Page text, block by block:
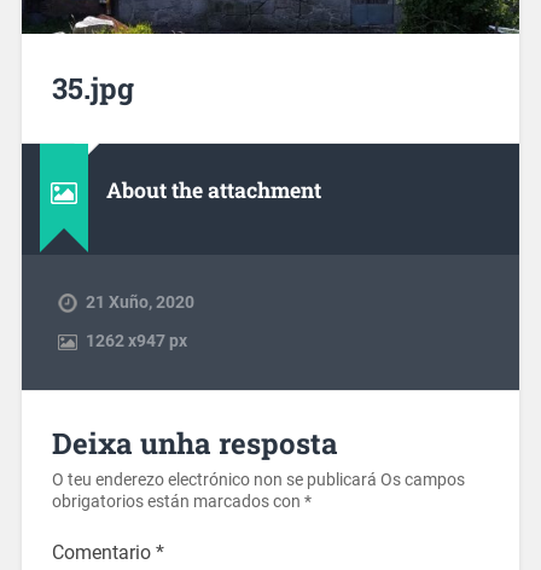
35.jpg
About the attachment
21 Xuño, 2020
1262x947 px
Deixa unha resposta
O teu enderezo electrónico non se publicará Os campos
obrigatorios están marcados con *
Comentario *